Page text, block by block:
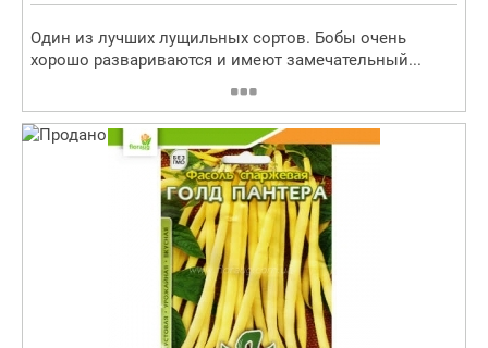
Один из лучших лущильных сортов. Бобы очень
хорошо развариваются и имеют замечательный...